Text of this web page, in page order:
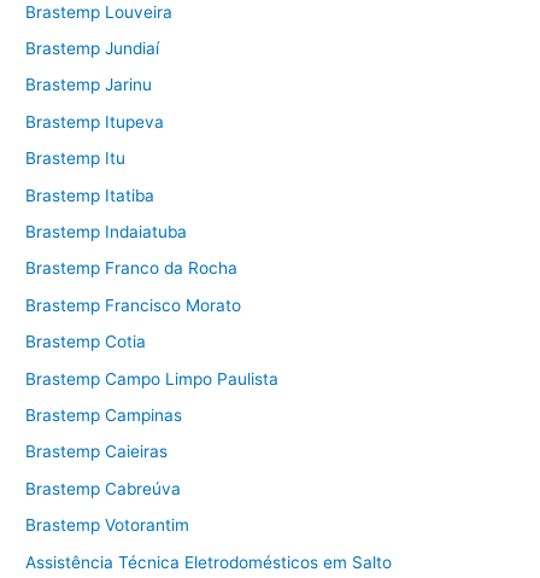
Brastemp Louveira
Brastemp Jundiaí
Brastemp Jarinu
Brastemp Itupeva
Brastemp Itu
Brastemp Itatiba
Brastemp Indaiatuba
Brastemp Franco da Rocha
Brastemp Francisco Morato
Brastemp Cotia
Brastemp Campo Limpo Paulista
Brastemp Campinas
Brastemp Caieiras
Brastemp Cabreúva
Brastemp Votorantim
Assistência Técnica Eletrodomésticos em Salto